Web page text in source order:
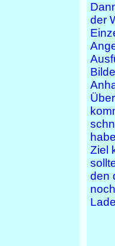
der
Ziel
den